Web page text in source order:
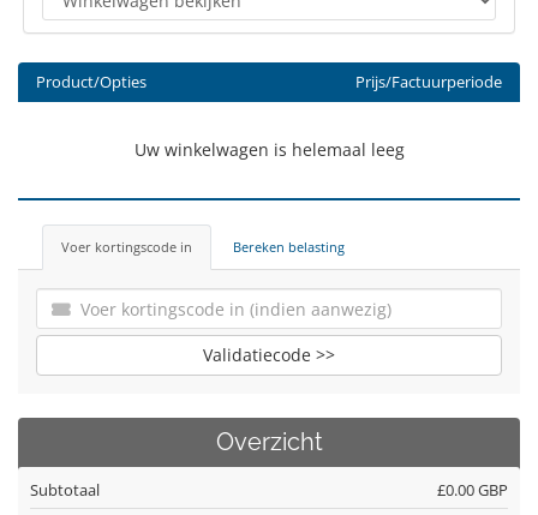
Product/Opties Prijs/Factuurperiode
Uw winkelwagen is helemaal leeg
Voer kortingscode in Bereken belasting
Validatiecode >>
Overzicht
Subtotaal £0.00 GBP